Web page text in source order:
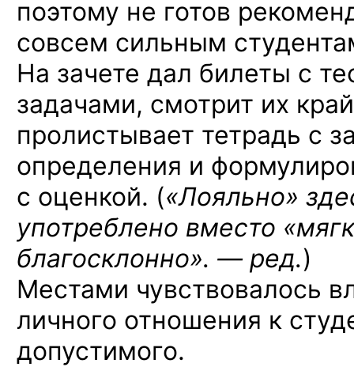
поэтому не готов
совсем сильным
На зачете дал билеты с
задачами, смотрит их
пролистывает тетрадь с
определения и
с оценкой. («Лояльно»
употреблено вместо
благосклонно». — ред.)
Местами чувствовалось
личного отношения к
допустимого.